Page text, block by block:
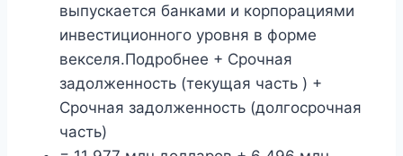
выпускается банками и корпорациями
инвестиционного уровня в форме
векселя.Подробнее + Срочная
задолженность (текущая часть ) +
Срочная задолженность (долгосрочная
часть)